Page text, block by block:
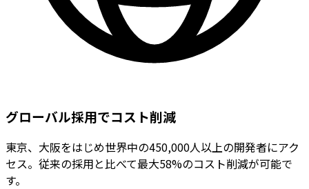
グローバル採用でコスト削減
東京、大阪をはじめ世界中の450,000人以上の開発者にアク
セス。従来の採用と比べて最大58%のコスト削減が可能で
す。